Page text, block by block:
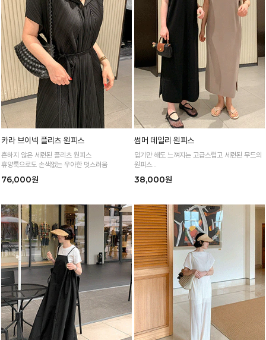
카라 브이넥 플리츠 원피스
흔하지 않은 세련된 플리츠 원피스
휴양룩으로도 손색없는 우아한 멋스러움
76,000원
썸머 데일리 원피스
입기만 해도 느껴지는 고급스럽고 세련된 무드의
원피스
롱한 기장감과 트임 포인트로 바디라인은 길어보
이게!
38,000원